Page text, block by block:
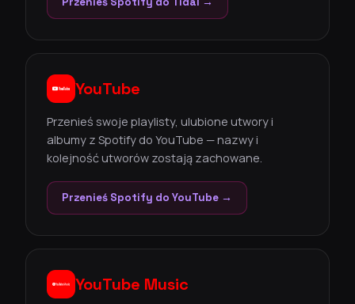
YouTube
Przenieś swoje playlisty, ulubione utwory i
albumy z Spotify do YouTube — nazwy i
kolejność utworów zostają zachowane.
Przenieś Spotify do YouTube →
YouTube Music